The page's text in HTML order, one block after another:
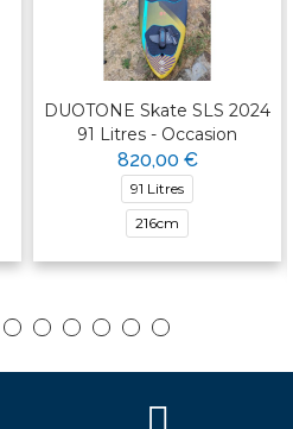
DUOTONE Skate SLS 2024
91 Litres - Occasion
820,00 €
91 Litres
216cm